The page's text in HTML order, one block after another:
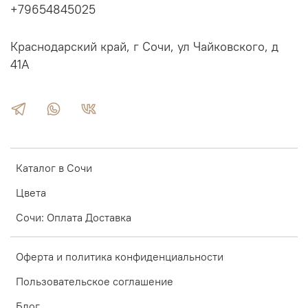
производитель покрыл ее водными лаками и красками.
Они не только придают необходимый цвет деталям, но
плесени и грибков. Такой способ обработки безопасен
для людей и природы, так как не содержит токсичных
компонентов.
Каталог в Сочи
Цвета
Сочи: Оплата Доставка
Оферта и политика конфиденциальности
Пользовательское соглашение
+79654845025
Краснодарский край, г Сочи, ул Чайковского, д
41А